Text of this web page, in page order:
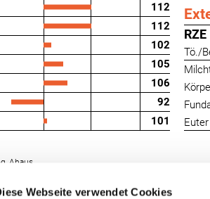
Webseite verwendet Cookies
112
112
102
105
106
92
101
RZE
Tö./
Euter
Ahaus